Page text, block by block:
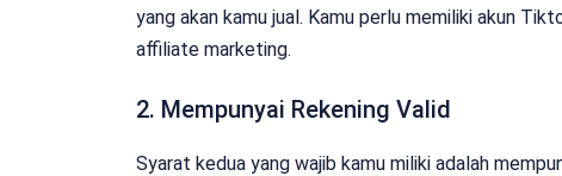
yang akan kamu jual. Kamu perlu memiliki akun
affiliate marketing.
2. Mempunyai Rekening Valid
Syarat kedua yang wajib kamu miliki adalah